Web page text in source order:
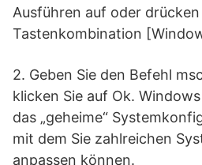
Ausführen auf oder drücken
Tastenkombination
2. Geben Sie den Befehl
klicken Sie auf Ok.
das „geheime“
mit dem Sie zahlreichen
anpassen können.